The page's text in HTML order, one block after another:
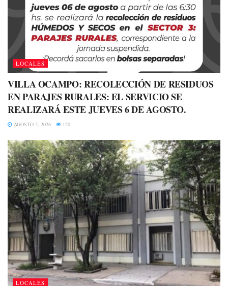
LOCALES
VILLA OCAMPO: RECOLECCIÓN DE RESIDUOS
EN PARAJES RURALES: EL SERVICIO SE
REALIZARÁ ESTE JUEVES 6 DE AGOSTO.
AGOSTO 5, 2026 120
LOCALES